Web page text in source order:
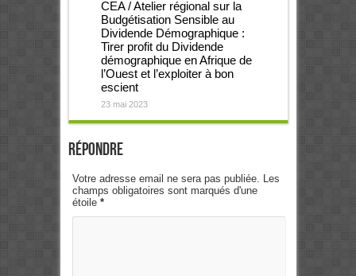
CEA / Atelier régional sur la
Budgétisation Sensible au
Dividende Démographique :
Tirer profit du Dividende
démographique en Afrique de
l’Ouest et l’exploiter à bon
escient
23 mai 2023
Répondre
Votre adresse email ne sera pas publiée. Les
champs obligatoires sont marqués d'une
étoile *